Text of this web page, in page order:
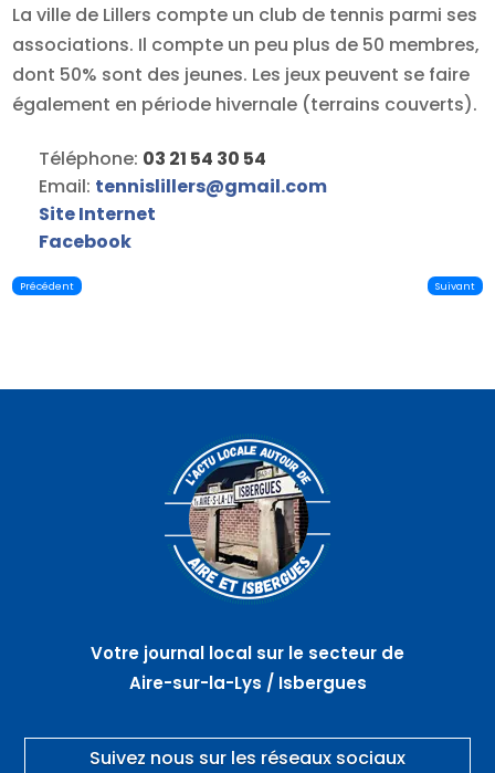
La ville de Lillers compte un club de tennis parmi ses
associations. Il compte un peu plus de 50 membres,
dont 50% sont des jeunes. Les jeux peuvent se faire
également en période hivernale (terrains couverts).
Téléphone: 03 21 54 30 54
Email: tennislillers@gmail.com
Site Internet
Facebook
Précédent Suivant
Votre journal local sur le secteur de
Aire-sur-la-Lys / Isbergues
Suivez nous sur les réseaux sociaux